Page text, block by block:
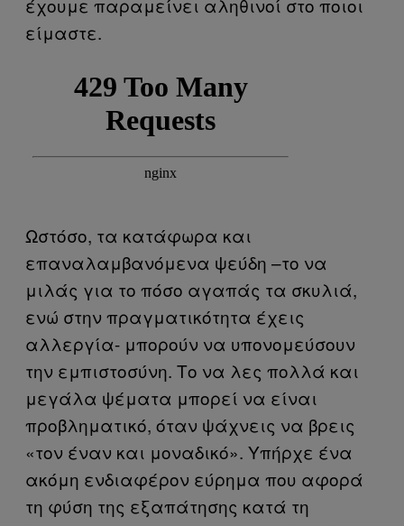
έχουμε παραμείνει αληθινοί στο ποιοι
είμαστε.
Ωστόσο, τα κατάφωρα και
επαναλαμβανόμενα ψεύδη –το να
μιλάς για το πόσο αγαπάς τα σκυλιά,
ενώ στην πραγματικότητα έχεις
αλλεργία- μπορούν να υπονομεύσουν
την εμπιστοσύνη. Το να λες πολλά και
μεγάλα ψέματα μπορεί να είναι
προβληματικό, όταν ψάχνεις να βρεις
«τον έναν και μοναδικό». Υπήρχε ένα
ακόμη ενδιαφέρον εύρημα που αφορά
τη φύση της εξαπάτησης κατά τη